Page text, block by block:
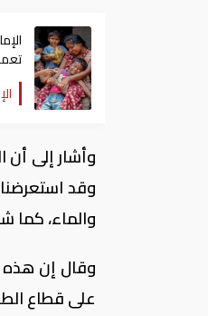
في
وأشار إلى أن
وقد
والماء، كما
وقال إن هذه
على قطاع